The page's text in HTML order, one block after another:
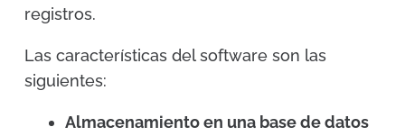
registros.
Las características del software son las
siguientes:
Almacenamiento en una base de datos